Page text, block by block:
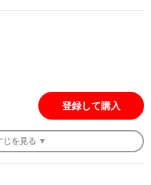
登録して購入
じを 見る ▼